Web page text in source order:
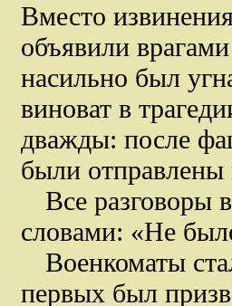
Вместо
объявили
насильно был
виноват в
дважды: после
были отправлены
Все разговоры
словами: «Не
Военкоматы
первых был